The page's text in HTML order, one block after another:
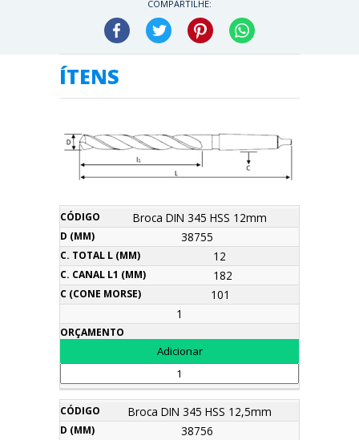
COMPARTILHE:
Facebook Twitter Pinterest
ÍTENS
Descrição
D
C.
Total
C.
Canal
l1
C
Morse)
Broca DIN 345 HSS 12mm
38755
12
182
101
1
Broca DIN 345 HSS 12,5mm
38756